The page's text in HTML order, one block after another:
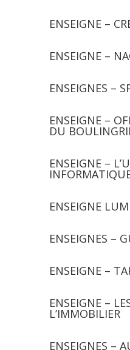
ENSEIGNE –
ENSEIGNE –
ENSEIGNES –
ENSEIGNE –
DU
ENSEIGNE –
ENSEIGNE
ENSEIGNES –
ENSEIGNE –
ENSEIGNE –
L’IMMOBILIER
ENSEIGNES –